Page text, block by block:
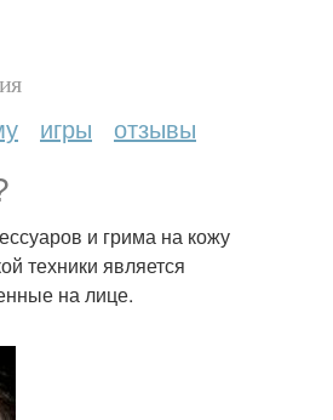
игры отзывы
и грима на кожу
техники является
на лице.